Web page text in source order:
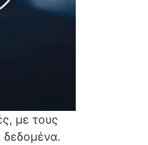
με τους